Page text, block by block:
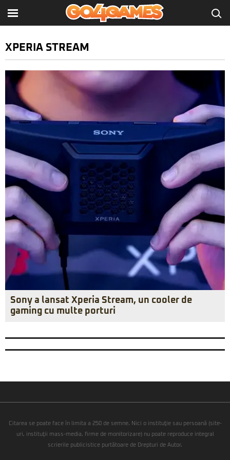
XPERIA STREAM
Sony a lansat Xperia Stream, un cooler de
gaming cu multe porturi
Citarea se poate face în limita a 250 de semne. Nici o instituţie sau persoană (site-
uri, instituţii mass-media, firme de monitorizare) nu poate reproduce integral
scrierile publicistice purtătoare de Drepturi de Autor.